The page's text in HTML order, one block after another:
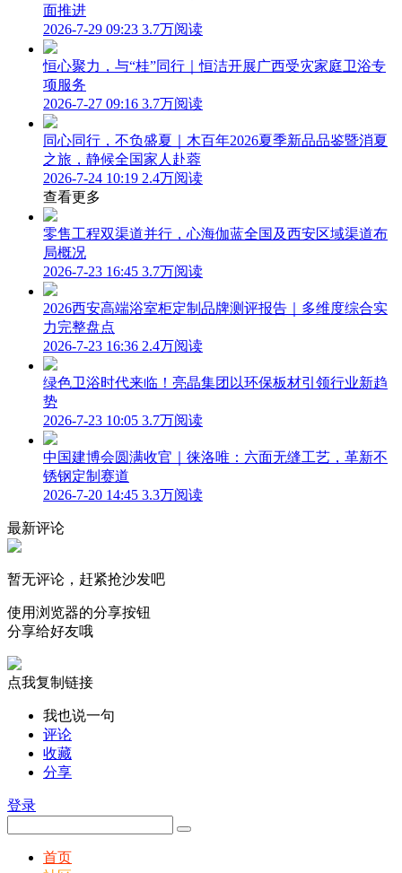
面推进
2026-7-29 09:23 3.7万阅读
恒心聚力，与“桂”同行｜恒洁开展广西受灾家庭卫浴专
项服务
2026-7-27 09:16 3.7万阅读
同心同行，不负盛夏｜木百年2026夏季新品品鉴暨消夏
之旅，静候全国家人赴蓉
2026-7-24 10:19 2.4万阅读
查看更多
零售工程双渠道并行，心海伽蓝全国及西安区域渠道布
局概况
2026-7-23 16:45 3.7万阅读
2026西安高端浴室柜定制品牌测评报告｜多维度综合实
力完整盘点
2026-7-23 16:36 2.4万阅读
绿色卫浴时代来临！亮晶集团以环保板材引领行业新趋
势
2026-7-23 10:05 3.7万阅读
中国建博会圆满收官｜徕洛唯：六面无缝工艺，革新不
锈钢定制赛道
2026-7-20 14:45 3.3万阅读
最新评论
暂无评论，赶紧抢沙发吧
使用浏览器的分享按钮
分享给好友哦
点我复制链接
我也说一句
评论
收藏
分享
登录
首页